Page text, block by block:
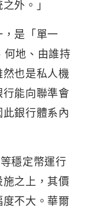
外。」
是「單一
地、由誰持
也是私人機
能向聯準會
銀行體系內
穩定幣運行
之上，其價
不大。華爾